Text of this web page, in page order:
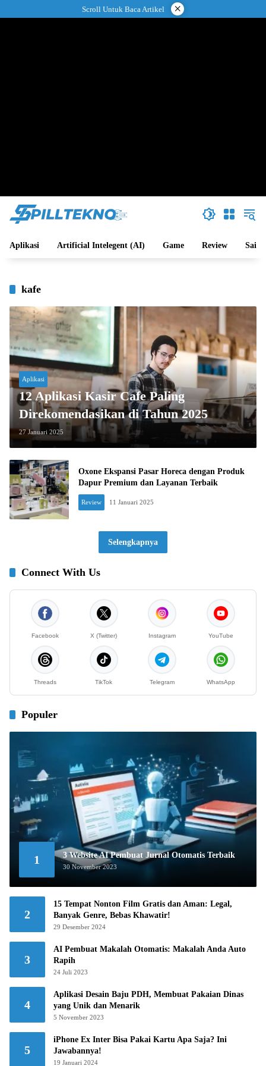
ke
Scroll Untuk Baca Artikel ×
Aplikasi Artificial Intelegent (AI) Game Review Sains
kafe
Aplikasi
12 Aplikasi Kasir Cafe Paling
Direkomendasikan di Tahun 2025
27 Januari 2025
Oxone Ekspansi Pasar Horeca dengan Produk
Dapur Premium dan Layanan Terbaik
Review 11 Januari 2025
Selengkapnya
Connect With Us
Facebook X (Twitter) Instagram YouTube
Threads TikTok Telegram WhatsApp
Populer
1 3 Website AI Pembuat Jurnal Otomatis Terbaik
30 November 2023
2
15 Tempat Nonton Film Gratis dan Aman: Legal,
Banyak Genre, Bebas Khawatir!
29 Desember 2024
3
AI Pembuat Makalah Otomatis: Makalah Anda Auto
Rapih
24 Juli 2023
4
Aplikasi Desain Baju PDH, Membuat Pakaian Dinas
yang Unik dan Menarik
5 November 2023
5
iPhone Ex Inter Bisa Pakai Kartu Apa Saja? Ini
Jawabannya!
19 Januari 2024